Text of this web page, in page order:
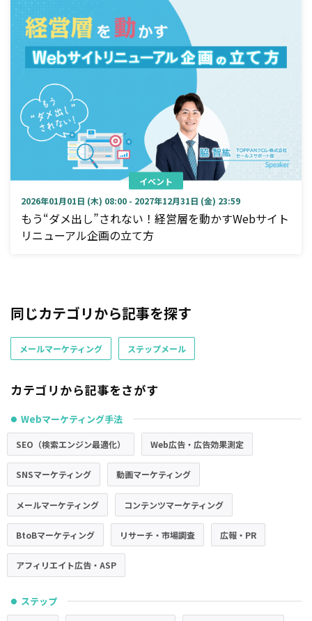
イベント
2026年01月01日 (木) 08:00 - 2027年12月31日 (金) 23:59
もう“ダメ出し”されない！経営層を動かすWebサイト
リニューアル企画の立て方
同じカテゴリから記事を探す
メールマーケティング ステップメール
カテゴリから記事をさがす
● Webマーケティング手法
SEO（検索エンジン最適化） Web広告・広告効果測定
SNSマーケティング 動画マーケティング
メールマーケティング コンテンツマーケティング
BtoBマーケティング リサーチ・市場調査 広報・PR
アフィリエイト広告・ASP
● ステップ